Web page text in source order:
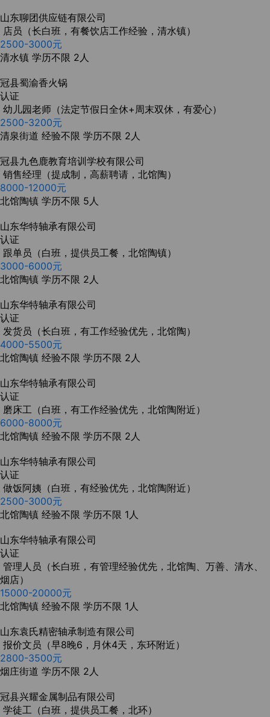
山东聊团供应链有限公司
店员（长白班，有餐饮店工作经验，清水镇）
2500-3000元
清水镇 学历不限 2人
冠县蜀渝香火锅
认证
幼儿园老师（法定节假日全休+周末双休，有爱心）
2500-3200元
清泉街道 经验不限 学历不限 2人
冠县九色鹿教育培训学校有限公司
销售经理（提成制，高薪聘请，北馆陶）
8000-12000元
北馆陶镇 学历不限 5人
山东华特轴承有限公司
认证
跟单员（白班，提供员工餐，北馆陶镇）
3000-6000元
北馆陶镇 学历不限 2人
山东华特轴承有限公司
认证
发货员（长白班，有工作经验优先，北馆陶）
4000-5500元
北馆陶镇 经验不限 学历不限 2人
山东华特轴承有限公司
认证
磨床工（白班，有工作经验优先，北馆陶附近）
6000-8000元
北馆陶镇 经验不限 学历不限 2人
山东华特轴承有限公司
认证
做饭阿姨（白班，有经验优先，北馆陶附近）
2500-3000元
北馆陶镇 经验不限 学历不限 1人
山东华特轴承有限公司
认证
管理人员（长白班，有管理经验优先，北馆陶、万善、清水、
烟店）
15000-20000元
北馆陶镇 经验不限 学历不限 1人
山东袁氏精密轴承制造有限公司
报价文员（早8晚6，月休4天，东环附近）
2800-3500元
烟庄街道 学历不限 2人
冠县兴耀金属制品有限公司
学徒工（白班，提供员工餐，北环）